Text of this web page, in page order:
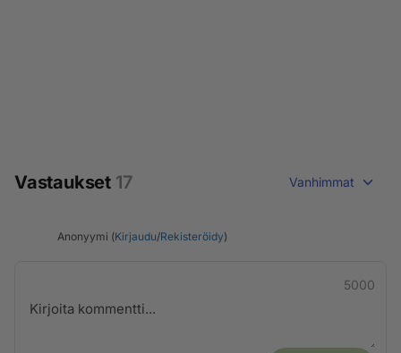
Vastaukset 17 Vanhimmat
Anonyymi (Kirjaudu/Rekisteröidy)
5000